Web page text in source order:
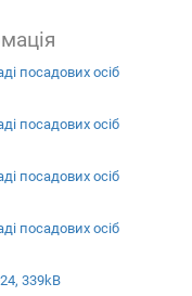
посадових осіб
посадових осіб
посадових осіб
посадових осіб
339kB